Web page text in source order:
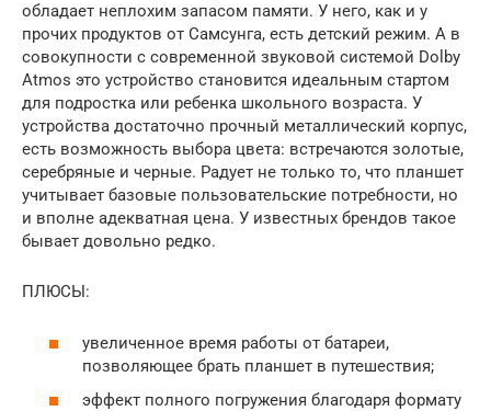
обладает неплохим запасом памяти. У него, как и у
прочих продуктов от Самсунга, есть детский режим. А в
совокупности с современной звуковой системой Dolby
Atmos это устройство становится идеальным стартом
для подростка или ребенка школьного возраста. У
устройства достаточно прочный металлический корпус,
есть возможность выбора цвета: встречаются золотые,
серебряные и черные. Радует не только то, что планшет
учитывает базовые пользовательские потребности, но
и вполне адекватная цена. У известных брендов такое
бывает довольно редко.
ПЛЮСЫ:
увеличенное время работы от батареи,
позволяющее брать планшет в путешествия;
эффект полного погружения благодаря формату